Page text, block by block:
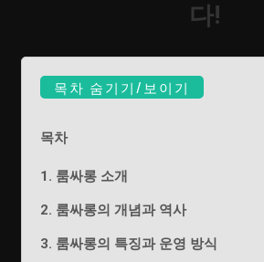
다!
목차 숨기기/보이기
목차
1. 룸싸롱 소개
2. 룸싸롱의 개념과 역사
3. 룸싸롱의 특징과 운영 방식